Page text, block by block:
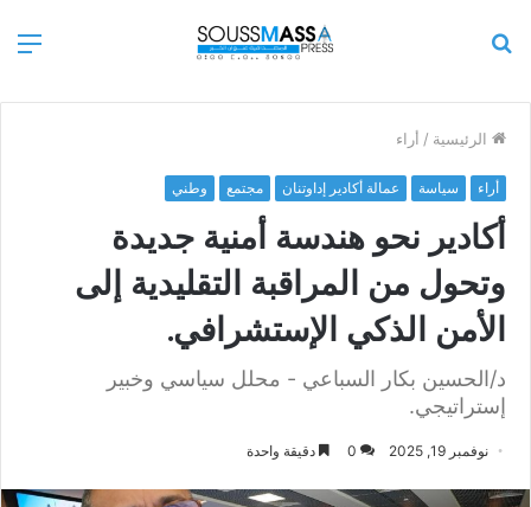
الرئيسية / أراء
أراء سياسة عمالة أكادير إداوتنان مجتمع وطني
أكادير نحو هندسة أمنية جديدة
وتحول من المراقبة التقليدية إلى
الأمن الذكي الإستشرافي.
د/الحسين بكار السباعي - محلل سياسي وخبير
إستراتيجي.
نوفمبر 19, 2025 0 دقيقة واحدة